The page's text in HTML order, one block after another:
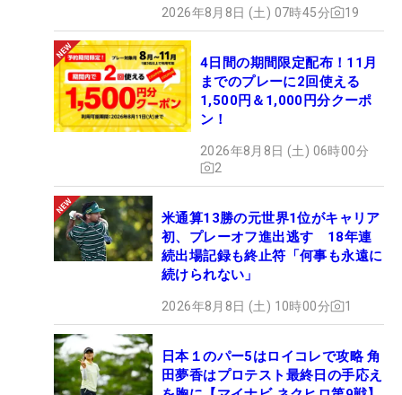
2026年8月8日 (土) 07時45分 19
4日間の期間限定配布！11月
までのプレーに2回使える
1,500円＆1,000円分クーポ
ン！
2026年8月8日 (土) 06時00分
2
米通算13勝の元世界1位がキャリア
初、プレーオフ進出逃す 18年連
続出場記録も終止符「何事も永遠に
続けられない」
2026年8月8日 (土) 10時00分 1
日本１のパー5はロイコレで攻略 角
田夢香はプロテスト最終日の手応え